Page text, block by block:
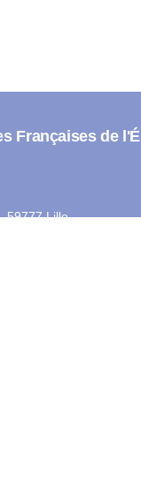
Françaises de
59777 Lille